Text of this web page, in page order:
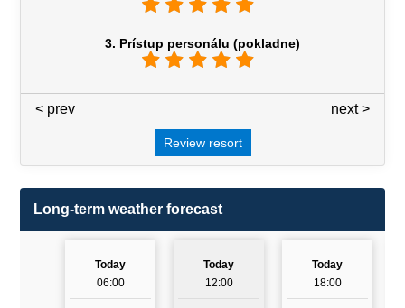
3. Prístup personálu (pokladne)
next >
< prev
Review resort
Long-term weather forecast
Today
06:00
Today
12:00
Today
18:00